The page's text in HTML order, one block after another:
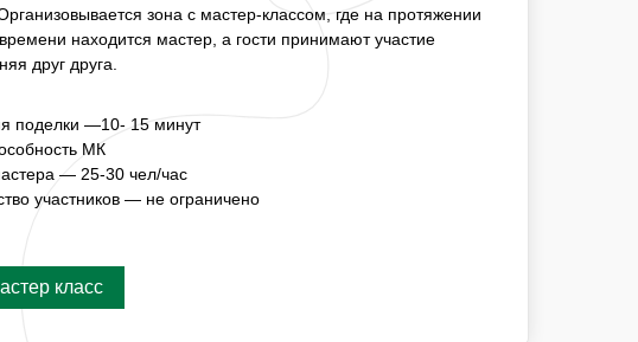
ГДЕ НА ПРОТЯЖЕНИИ НЕОБХОДИМОГО ВРЕМЕНИ
А ГОСТИ ПРИНИМАЮТ УЧАСТИЕ ПОСТОЯННО
СПОСОБНОСТЬ МК
— 3-5 ЧЕЛ/ЧАС
УЧАСТНИКОВ — НЕ ОГРАНИЧЕНО
класс
поделки —10- 15 минут
МК
— 25-30 чел/час
участников — не ограничено
зона с мастер-классом, где на протяжении
находится мастер, а гости принимают участие
друг друга.
класс